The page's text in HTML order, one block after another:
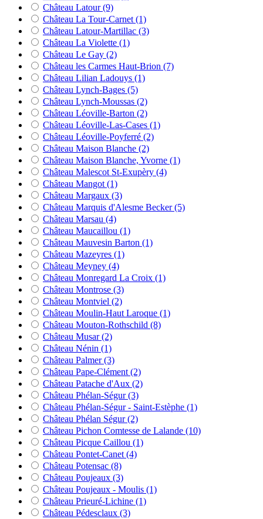
Château Latour(9)
Château La Tour-Carnet (1)
Château Latour-Martillac (3)
Château La Violette (1)
Château Le Gay (2)
Château les Carmes Haut-Brion (7)
Château Lilian Ladouys (1)
Château Lynch-Bages (5)
Château Lynch-Moussas (2)
Château Léoville-Barton (2)
Château Léoville-Las-Cases (1)
Château Léoville-Poyferré (2)
Château Maison Blanche (2)
Château Maison Blanche, Yvorne (1)
Château Malescot St-Exupèry (4)
Château Mangot (1)
Château Margaux (3)
Château Marquis d'Alesme Becker(5)
Château Marsau (4)
Château Maucaillou (1)
Château Mauvesin Barton (1)
Château Mazeyres (1)
Château Meyney (4)
Château Monregard La Croix (1)
Château Montrose (3)
Château Montviel (2)
Château Moulin-Haut Laroque (1)
Château Mouton-Rothschild (8)
Château Musar(2)
Château Nénin (1)
Château Palmer(3)
Château Pape-Clément (2)
Château Patache d'Aux (2)
Château Phélan-Ségur(3)
Château Phélan-Ségur - Saint-Estèphe (1)
Château Phélan Ségur(2)
Château Pichon Comtesse de Lalande (10)
Château Picque Caillou (1)
Château Pontet-Canet (4)
Château Potensac (8)
Château Poujeaux (3)
Château Poujeaux - Moulis (1)
Château Prieuré-Lichine (1)
Château Pédesclaux (3)